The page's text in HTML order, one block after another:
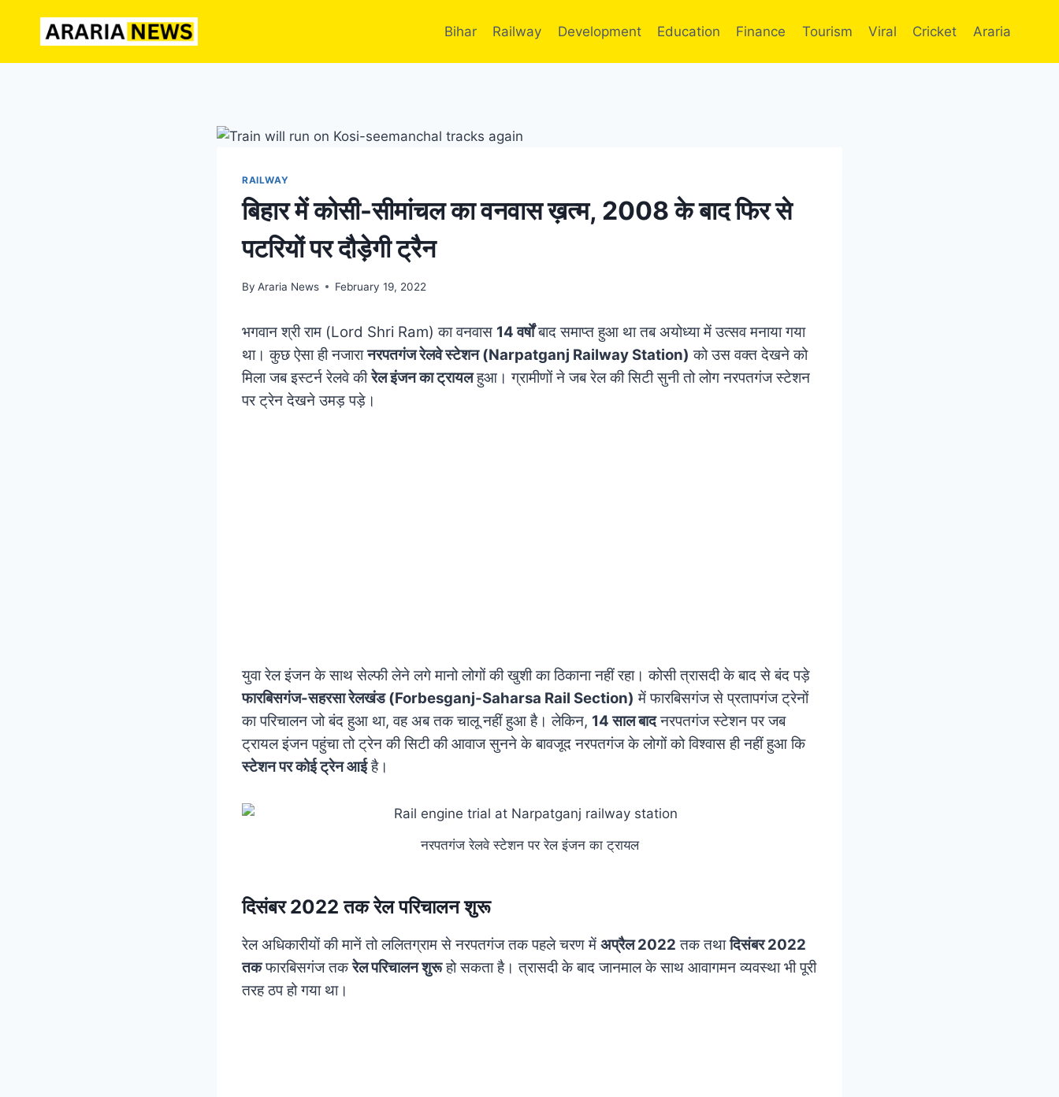
Bihar Railway Development Education Finance Tourism Viral Cricket Araria
RAILWAY
बिहार में कोसी-सीमांचल का वनवास ख़त्म, 2008 के बाद फिर से
पटरियों पर दौड़ेगी ट्रैन
By Araria News February 19, 2022
भगवान श्री राम (Lord Shri Ram) का वनवास 14 वर्षोंबाद समाप्त हुआ था तब अयोध्या में उत्सव मनाया गया
था। कुछ ऐसा ही नजारानरपतगंज रेलवे स्टेशन (Narpatganj Railway Station) को उस वक्त देखने को
मिला जब इस्टर्न रेलवे कीरेल इंजन का ट्रायलहुआ। ग्रामीणों ने जब रेल की सिटी सुनी तो लोग नरपतगंज स्टेशन
पर ट्रेन देखने उमड़ पड़े।
युवा रेल इंजन के साथ सेल्फी लेने लगे मानो लोगों की खुशी का ठिकाना नहीं रहा। कोसी त्रासदी के बाद से बंद पड़े
फारबिसगंज-सहरसा रेलखंड (Forbesganj-Saharsa Rail Section) में फारबिसगंज से प्रतापगंज ट्रेनों
का परिचालन जो बंद हुआ था, वह अब तक चालू नहीं हुआ है।लेकिन, 14 साल बादनरपतगंज स्टेशन पर जब
ट्रायल इंजन पहुंचा तो ट्रेन की सिटी की आवाज सुनने के बावजूद नरपतगंज के लोगों को विश्वास ही नहीं हुआ कि
स्टेशन पर कोई ट्रेन आईहै।
नरपतगंज रेलवे स्टेशन पर रेल इंजन का ट्रायल
दिसंबर 2022 तक रेल परिचालन शुरू
रेल अधिकारीयों की मानें तो ललितग्राम से नरपतगंज तक पहले चरण में अप्रैल 2022 तक तथादिसंबर 2022
तकफारबिसगंज तकरेल परिचालन शुरूहो सकता है। त्रासदी के बाद जानमाल के साथ आवागमन व्यवस्था भी पूरी
तरह ठप हो गया था।